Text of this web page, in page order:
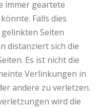
immer geartete
Falls dies
Seiten
distanziert sich die
Es ist nicht die
Verlinkungen in
andere zu verletzen.
wird die